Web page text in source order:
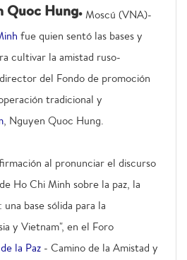
Quoc Hung. Moscú (VNA)-
fue quien sentó las bases y
cultivar la amistad ruso-
del Fondo de promoción
tradicional y
, Nguyen Quoc Hung.
al pronunciar el discurso
Ho Chi Minh sobre la paz, la
base sólida para la
y Vietnam", en el Foro
la Paz - Camino de la Amistad y